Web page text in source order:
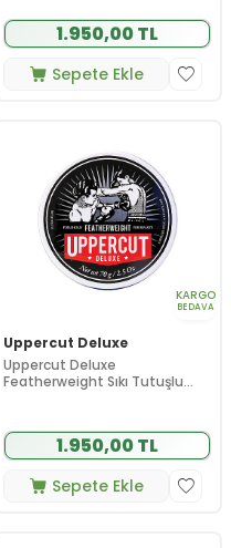
1.950,00 TL
Sepete Ekle
KARGO
BEDAVA
Uppercut Deluxe
Uppercut Deluxe
Featherweight Sıkı Tutuşlu
1.950,00 TL
Sepete Ekle